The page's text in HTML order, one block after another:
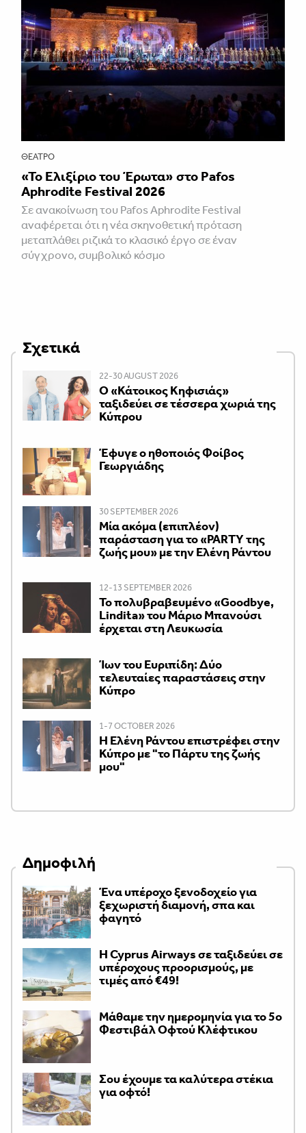
ΘΈΑΤΡΟ
«Το Ελιξίριο του Έρωτα» στο Pafos
Aphrodite Festival 2026
Σε ανακοίνωση του Pafos Aphrodite Festival
αναφέρεται ότι η νέα σκηνοθετική πρόταση
μεταπλάθει ριζικά το κλασικό έργο σε έναν
σύγχρονο, συμβολικό κόσμο
Σχετικά
22-30 AUGUST 2026
Ο «Κάτοικος Κηφισιάς»
ταξιδεύει σε τέσσερα χωριά της
Κύπρου
Έφυγε ο ηθοποιός Φοίβος
Γεωργιάδης
30 SEPTEMBER 2026
Μία ακόμα (επιπλέον)
παράσταση για το «PARTY της
ζωής μου» με την Ελένη Ράντου
12-13 SEPTEMBER 2026
Το πολυβραβευμένο «Goodbye,
Lindita» του Μάριο Μπανούσι
έρχεται στη Λευκωσία
Ίων του Ευριπίδη: Δύο
τελευταίες παραστάσεις στην
Κύπρο
1-7 OCTOBER 2026
H Ελένη Ράντου επιστρέφει στην
Κύπρο με "το Πάρτυ της ζωής
μου"
Δημοφιλή
Ένα υπέροχο ξενοδοχείο για
ξεχωριστή διαμονή, σπα και
φαγητό
H Cyprus Airways σε ταξιδεύει σε
υπέροχους προορισμούς, με
τιμές από €49!
Μάθαμε την ημερομηνία για το 5ο
Φεστιβάλ Οφτού Κλέφτικου
Σου έχουμε τα καλύτερα στέκια
για οφτό!